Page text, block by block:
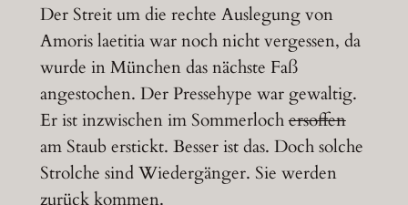
Der Streit um die rechte Auslegung von
Amoris laetitia war noch nicht vergessen, da
wurde in München das nächste Faß
angestochen. Der Pressehype war gewaltig.
Er ist inzwischen im Sommerlochersoffen
am Staub erstickt. Besser ist das. Doch solche
Strolche sind Wiedergänger. Sie werden
zurück kommen.